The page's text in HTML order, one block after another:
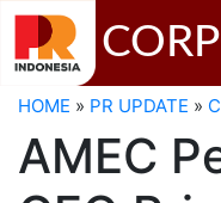
HOME » PR UPDATE »
AMEC